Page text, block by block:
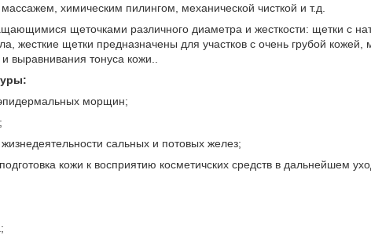
химическим пилингом, механической чисткой и т.д.
щеточками различного диаметра и жесткости: щетки с
жесткие щетки предназначены для участков с очень грубой
тонуса кожи..
морщин;
сальных и потовых желез;
кожи к восприятию косметичских средств в дальнейшем